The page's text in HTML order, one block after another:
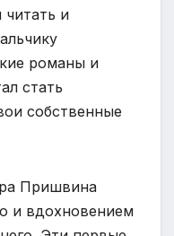
и
романы и
стать
собственные
Пришвина
и вдохновением